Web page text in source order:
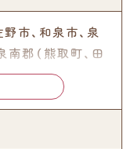
市、和泉市、泉
南郡（熊取町、田